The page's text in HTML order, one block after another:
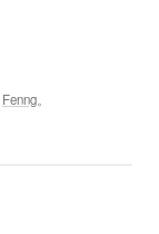
Fenng。